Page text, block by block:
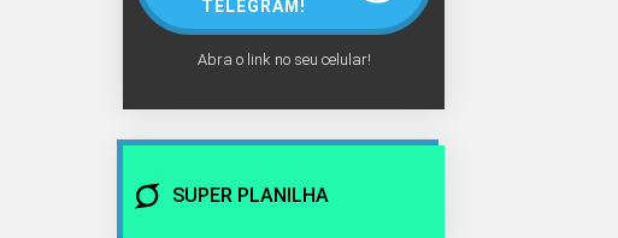
TELEGRAM!
Abra o link no seu celular!
SUPER PLANILHA